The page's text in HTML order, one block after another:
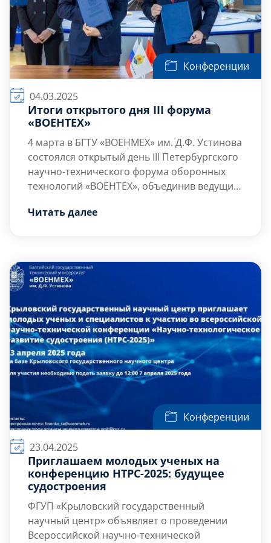
Конференции
04.03.2025
Итоги открытого дня III форума
«ВОЕНТЕХ»
4 марта в БГТУ «ВОЕНМЕХ» им. Д.Ф. Устинова
состоялся открытый день III Петербургского
научно-технического форума оборонных
технологий «ВОЕНТЕХ», объединив ведущих
органов государственной власти.
Пленарное заседание было посвящено
России. Эксперты обсудили ключевые
вызовы, вопросы импортозамещения и
роль вузов в подготовке кадров для
высокотехнологичных отраслей;
Круглые столы […]
Читать далее
Конференции
23.04.2025
Приглашаем молодых ученых на
конференцию НТРС-2025: будущее
судостроения
ФГУП «Крыловский государственный
научный центр» объявляет о проведении
Всероссийской научно-технической